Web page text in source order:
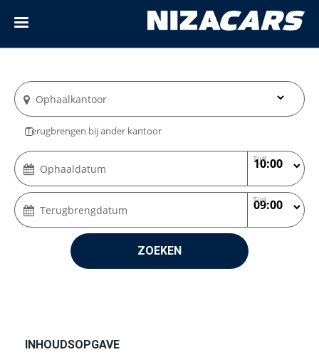
Ophaalkantoor
Terugbrengen bij ander kantoor
Ophaaldatum
Tijd
Terugbrengdatum
Tijd
ZOEKEN
INHOUDSOPGAVE